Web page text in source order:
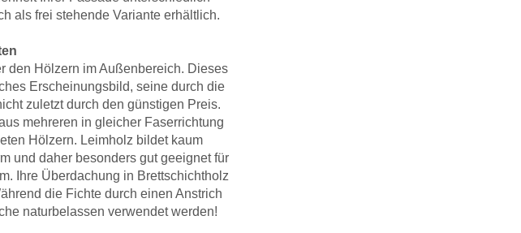
als frei stehende Variante erhältlich.
den Hölzern im Außenbereich. Dieses
Erscheinungsbild, seine durch die
zuletzt durch den günstigen Preis.
mehreren in gleicher Faserrichtung
Hölzern. Leimholz bildet kaum
und daher besonders gut geeignet für
Ihre Überdachung in Brettschichtholz
die Fichte durch einen Anstrich
naturbelassen verwendet werden!